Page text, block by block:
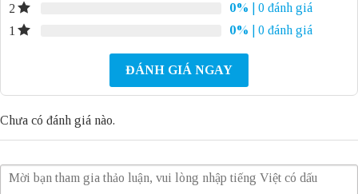
2
0%
| 0 đánh giá
1
0% | 0 đánh giá
ĐÁNH GIÁ NGAY
Chưa có đánh giá nào.